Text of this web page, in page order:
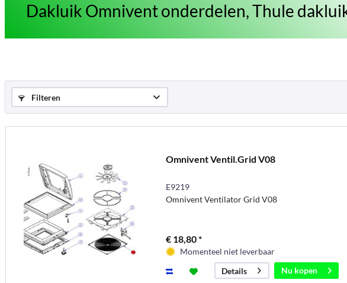
Dakluik Omnivent onderdelen, Thule
Filteren
Omnivent Ventil.Grid V08
E9219
Omnivent Ventilator Grid V08
€ 18,80 *
Momenteel niet leverbaar
Details
Nu kopen